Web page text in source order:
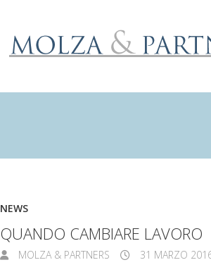
NEWS
QUANDO CAMBIARE LAVORO
MOLZA & PARTNERS 31 MARZO